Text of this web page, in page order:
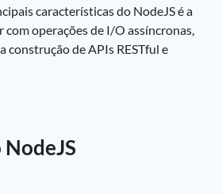
características do NodeJS é a
com operações de I/O assíncronas,
construção de APIs RESTful e